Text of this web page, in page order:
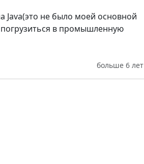
не было моей основной
в промышленную
больше 6 лет